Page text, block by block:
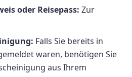
oder Reisepass: Zur
Falls Sie bereits in
waren, benötigen Sie
aus Ihrem